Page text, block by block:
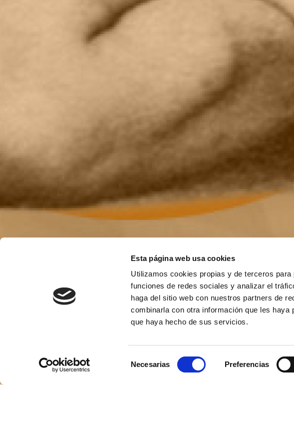
Esta página web usa cookies
Utilizamos cookies propias y de terceros
funciones de redes sociales y analizar el
haga del sitio web con nuestros partners de
combinarla con otra información que les
que haya hecho de sus servicios.
Necesarias Preferencias